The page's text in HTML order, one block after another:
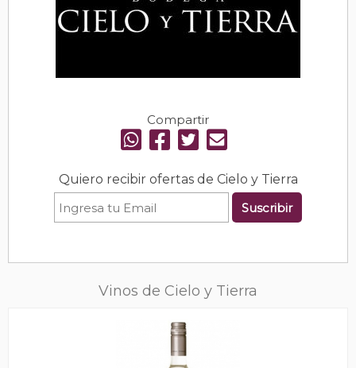
Compartir
Quiero recibir ofertas de Cielo y Tierra
Suscribir
Vinos de Cielo y Tierra